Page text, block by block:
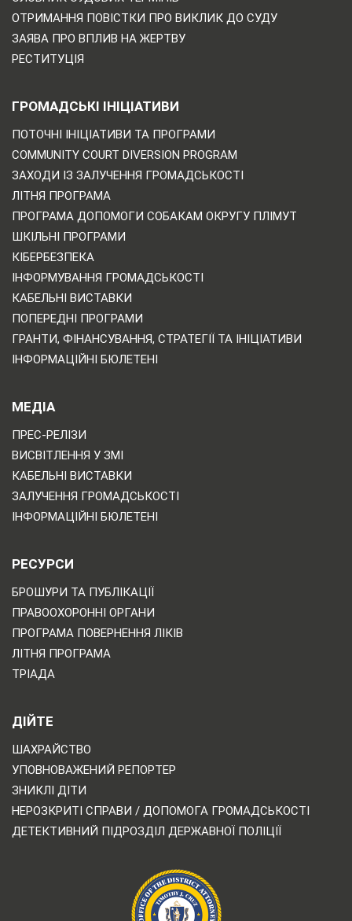
ОТРИМАННЯ ПОВІСТКИ ПРО ВИКЛИК ДО СУДУ
ЗАЯВА ПРО ВПЛИВ НА ЖЕРТВУ
РЕСТИТУЦІЯ
ГРОМАДСЬКІ ІНІЦІАТИВИ
ПОТОЧНІ ІНІЦІАТИВИ ТА ПРОГРАМИ
COMMUNITY COURT DIVERSION PROGRAM
ЗАХОДИ ІЗ ЗАЛУЧЕННЯ ГРОМАДСЬКОСТІ
ЛІТНЯ ПРОГРАМА
ПРОГРАМА ДОПОМОГИ СОБАКАМ ОКРУГУ ПЛІМУТ
ШКІЛЬНІ ПРОГРАМИ
КІБЕРБЕЗПЕКА
ІНФОРМУВАННЯ ГРОМАДСЬКОСТІ
КАБЕЛЬНІ ВИСТАВКИ
ПОПЕРЕДНІ ПРОГРАМИ
ГРАНТИ, ФІНАНСУВАННЯ, СТРАТЕГІЇ ТА ІНІЦІАТИВИ
ІНФОРМАЦІЙНІ БЮЛЕТЕНІ
МЕДІА
ПРЕС-РЕЛІЗИ
ВИСВІТЛЕННЯ У ЗМІ
КАБЕЛЬНІ ВИСТАВКИ
ЗАЛУЧЕННЯ ГРОМАДСЬКОСТІ
ІНФОРМАЦІЙНІ БЮЛЕТЕНІ
РЕСУРСИ
БРОШУРИ ТА ПУБЛІКАЦІЇ
ПРАВООХОРОННІ ОРГАНИ
ПРОГРАМА ПОВЕРНЕННЯ ЛІКІВ
ЛІТНЯ ПРОГРАМА
ТРІАДА
ДІЙТЕ
ШАХРАЙСТВО
УПОВНОВАЖЕНИЙ РЕПОРТЕР
ЗНИКЛІ ДІТИ
НЕРОЗКРИТІ СПРАВИ / ДОПОМОГА ГРОМАДСЬКОСТІ
ДЕТЕКТИВНИЙ ПІДРОЗДІЛ ДЕРЖАВНОЇ ПОЛІЦІЇ